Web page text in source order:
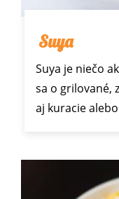
Suya
Suya je niečo
sa o grilované,
aj kuracie